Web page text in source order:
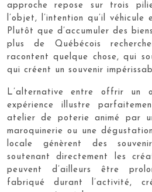
approche repose sur trois
l’objet, l’intention qu’il véhicule
Plutôt que d’accumuler des
plus de Québécois
racontent quelque chose, qui
qui créent un souvenir
L’alternative entre offrir un
expérience illustre
atelier de poterie animé par
maroquinerie ou une
locale génèrent des
soutenant directement les
peuvent d’ailleurs être
fabriqué durant l’activité,